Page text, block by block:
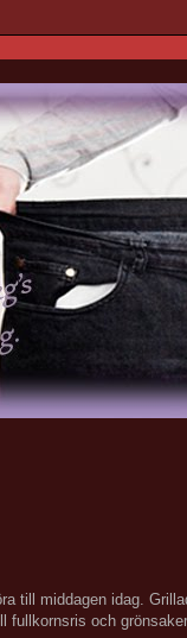
till middagen idag.
fullkornsris och